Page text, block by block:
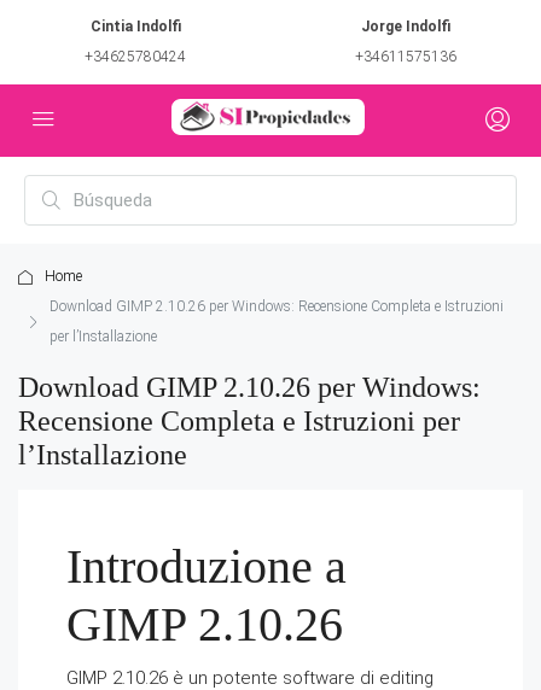
Cintia Indolfi
+34625780424
Jorge Indolfi
+34611575136
Home
Download GIMP 2.10.26 per Windows: Recensione Completa e Istruzioni
per l’Installazione
Download GIMP 2.10.26 per Windows:
Recensione Completa e Istruzioni per
l’Installazione
Introduzione a
GIMP 2.10.26
GIMP 2.10.26 è un potente software di editing